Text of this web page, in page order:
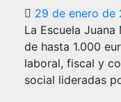
29 de enero de
La Escuela
de hasta 1.000
laboral, fiscal y
social lideradas